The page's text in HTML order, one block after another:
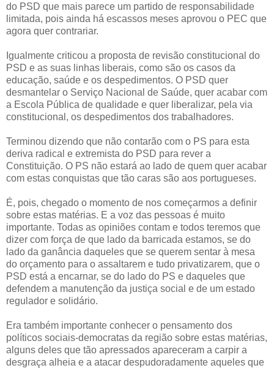
do PSD que mais parece um partido de responsabilidade
limitada, pois ainda há escassos meses aprovou o PEC que
agora quer contrariar.
Igualmente criticou a proposta de revisão constitucional do
PSD e as suas linhas liberais, como são os casos da
educação, saúde e os despedimentos. O PSD quer
desmantelar o Serviço Nacional de Saúde, quer acabar com
a Escola Pública de qualidade e quer liberalizar, pela via
constitucional, os despedimentos dos trabalhadores.
Terminou dizendo que não contarão com o PS para esta
deriva radical e extremista do PSD para rever a
Constituição. O PS não estará ao lado de quem quer acabar
com estas conquistas que tão caras são aos portugueses.
É, pois, chegado o momento de nos começarmos a definir
sobre estas matérias. E a voz das pessoas é muito
importante. Todas as opiniões contam e todos teremos que
dizer com força de que lado da barricada estamos, se do
lado da ganância daqueles que se querem sentar à mesa
do orçamento para o assaltarem e tudo privatizarem, que o
PSD está a encarnar, se do lado do PS e daqueles que
defendem a manutenção da justiça social e de um estado
regulador e solidário.
Era também importante conhecer o pensamento dos
políticos sociais-democratas da região sobre estas matérias,
alguns deles que tão apressados apareceram a carpir a
desgraça alheia e a atacar despudoradamente aqueles que